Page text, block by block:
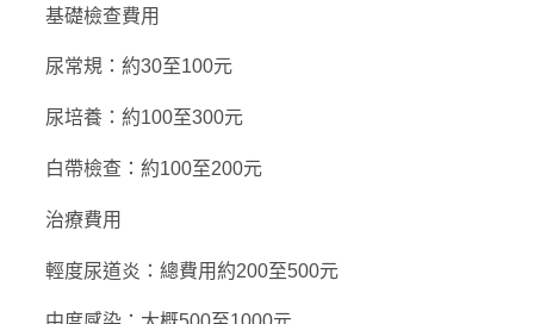
基礎檢查費用
尿常規：約30至100元
尿培養：約100至300元
白帶檢查：約100至200元
治療費用
輕度尿道炎：總費用約200至500元